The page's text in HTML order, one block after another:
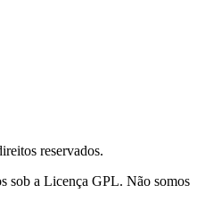
reservados.
sob a Licença GPL. Não somos